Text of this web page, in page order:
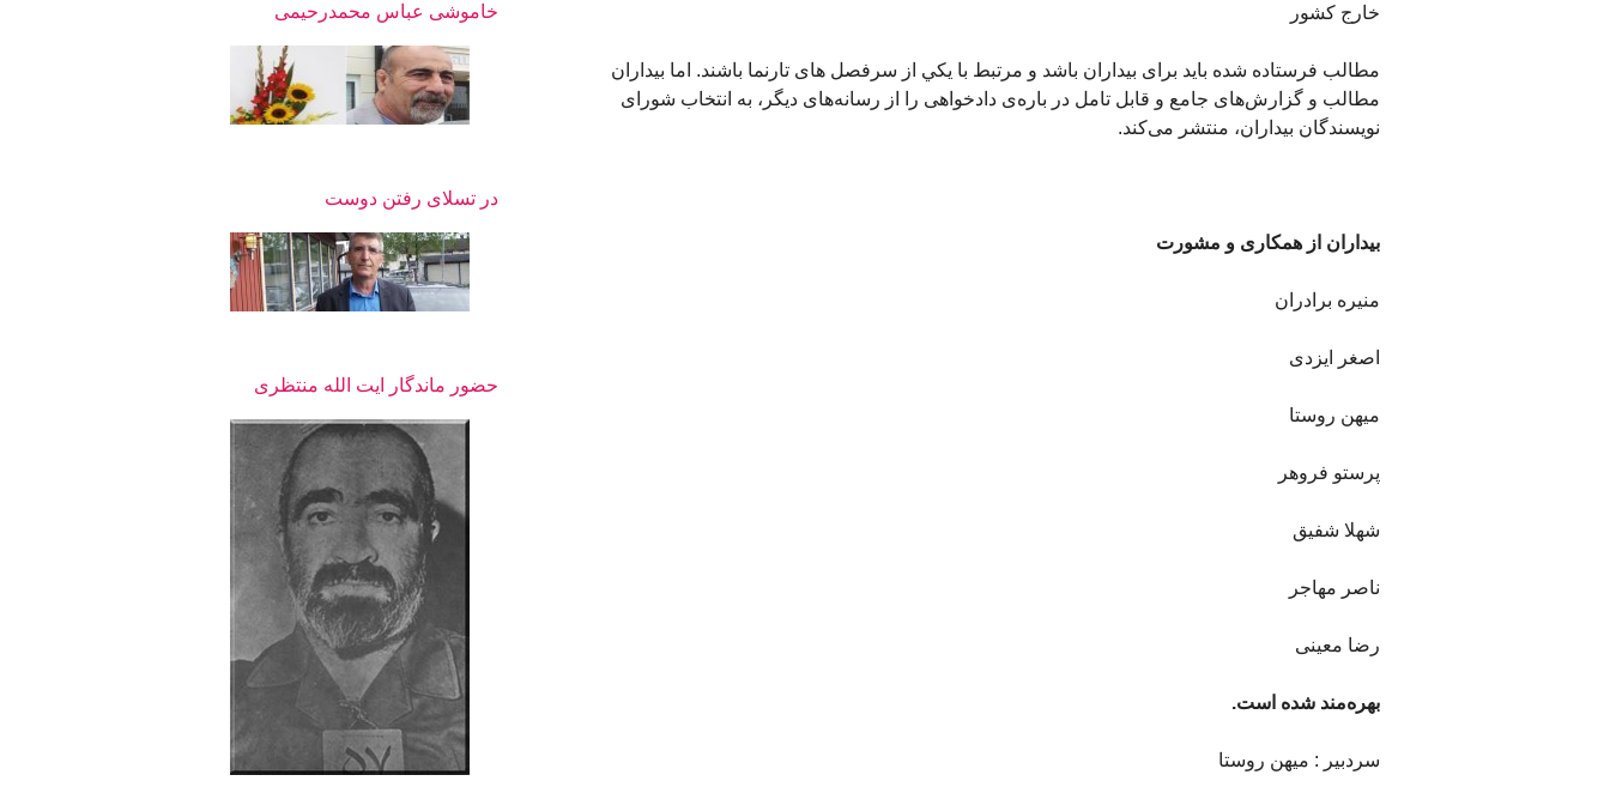
خارج کشور
مطالب فرستاده شده باید برای بیداران باشد و مرتبط با يکي از سرفصل های تارنما باشند. اما بیداران
مطالب و گزارش‌های جامع و قابل تامل در باره‌ی دادخواهی را از رسانه‌های دیگر، به انتخاب شورای
نویسندگان بیداران، منتشر می‌کند.
بيداران از همکاری و مشورت
منيره برادران
اصغر ایزدی
ميهن روستا
پرستو فروهر
شهلا شفيق
ناصر مهاجر
رضا معينی
بهره‌مند شده است.
سردبیر : میهن روستا
خاموشی عباس محمدرحیمی
در تسلای رفتن دوست
حضور ماندگار ایت الله منتظری